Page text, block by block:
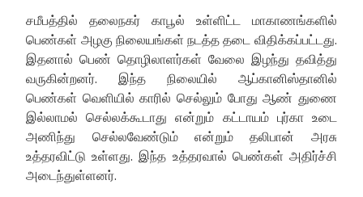
சமீபத்தில் தலைநகர் காபூல் உள்ளிட்ட மாகாணங்களில்
பெண்கள் அழகு நிலையங்கள் நடத்த தடை விதிக்கப்பட்டது.
இதனால் பெண் தொழிலாளர்கள் வேலை இழந்து தவித்து
வருகின்றனர். இந்த நிலையில் ஆப்கானிஸ்தானில்
பெண்கள் வெளியில் காரில் செல்லும் போது ஆண் துணை
இல்லாமல் செல்லக்கூடாது என்றும் கட்டாயம் புர்கா உடை
அணிந்து செல்லவேண்டும் என்றும் தலிபான் அரசு
உத்தரவிட்டு உள்ளது. இந்த உத்தரவால் பெண்கள் அதிர்ச்சி
அடைந்துள்ளனர்.